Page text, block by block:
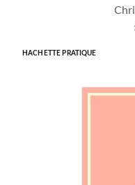
HACHETTE PRATIQUE